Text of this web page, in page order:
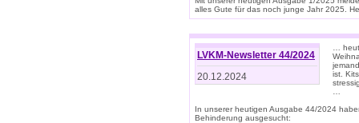
alles Gute für das noch junge Jahr 2025.
LVKM-Newsletter 44/2024
20.12.2024
…
ist.
In unserer heutigen Ausgabe 44/2024
Behinderung ausgesucht: